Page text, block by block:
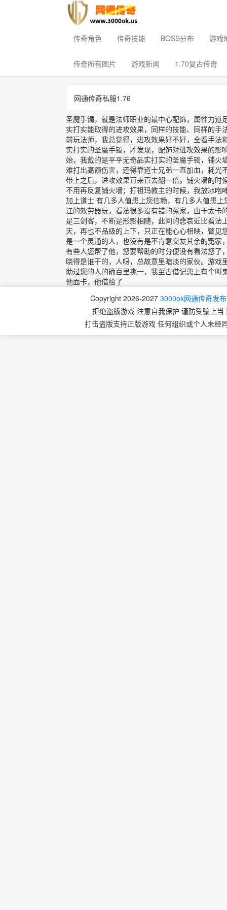
传奇角色 传奇技能 BOSS分布 游戏
传奇所有图片 游戏新闻 1.70复古传奇
网通传奇私服1.76
圣魔手镯，就是法师职业的最中心配饰，属性力
实打实能取得的进攻效果，同样的技能、同样的
前玩法师，我总觉得，进攻效果好不好，全看手
实打实的圣魔手镯，才发现，配饰对进攻效果的
始，我戴的是平平无奇品实打实的圣魔手镯，铺
难打出高额伤害，还得靠道士兄弟一直加血，耗
带上之后，进攻效果直来直去翻一倍。铺火墙的
不用再反复铺火墙；打祖玛教主的时候，我放冰
加上道士 有几多人值患上您信赖，有几多人值患
江的效劳器玩，看法很多没有错的冤家，由于太
是三剑客，不断是形影相随，此间的悲哀近比看
天，再也不品级的上下，只正在能心心相映，瞥
是一个灵通的人，也没有是不肯意交友其余的冤
有些人您帮了他，您要帮助的时分便没有看法您
晓得是谁干的，人呀，总故意里暗淡的家伙。游
助过您的人的确百里挑一，我至古借记患上有个
他面卡，他借给了
Copyright 2026-2027 3000ok网通传奇发
拒绝盗版游戏 注意自我保护 谨防受骗上
打击盗版支持正版游戏 任何组织或个人未经